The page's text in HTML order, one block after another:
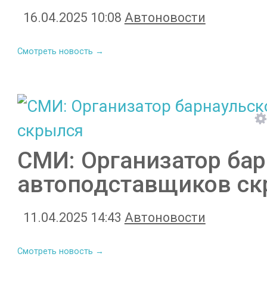
16.04.2025 10:08 Автоновости
Смотреть новость →
СМИ: Организатор
автоподставщиков
11.04.2025 14:43 Автоновости
Смотреть новость →